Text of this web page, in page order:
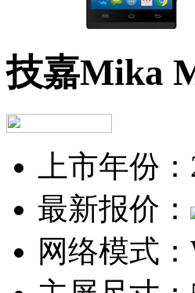
技嘉Mika
上市年份：
最新报价：
网络模式：